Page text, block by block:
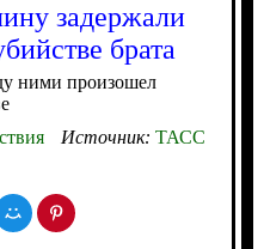
задержали
брата
ними произошел
Источник: ТАСС